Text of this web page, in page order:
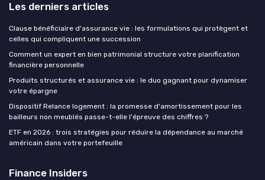
Les derniers articles
Clause bénéficiaire d'assurance vie : les formulations qui protègent et
celles qui compliquent une succession
Comment un expert en bien patrimonial structure votre planification
financière personnelle
Produits structurés et assurance vie : le duo gagnant pour dynamiser
votre épargne
Dispositif Relance logement : la promesse d'amortissement pour les
bailleurs non meublés passe-t-elle l'épreuve des chiffres ?
ETF en 2026 : trois stratégies pour réduire la dépendance au marché
américain dans votre portefeuille
Finance Insiders